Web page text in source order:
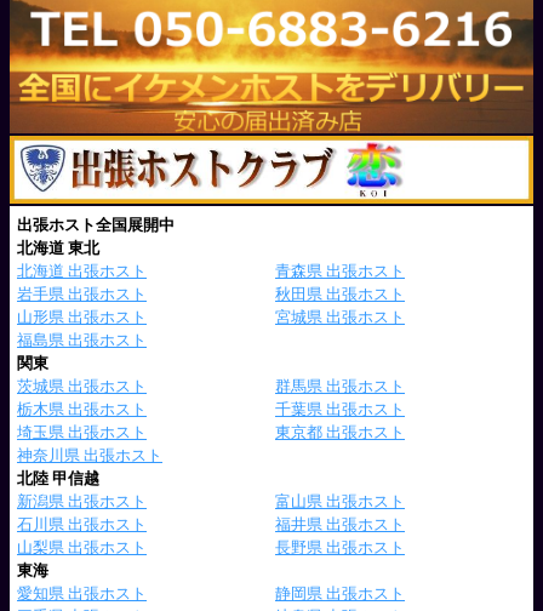
出張ホスト全国展開中
北海道 東北
北海道 出張ホスト
青森県 出張ホスト
岩手県 出張ホスト
秋田県 出張ホスト
山形県 出張ホスト
宮城県 出張ホスト
福島県 出張ホスト
関東
茨城県 出張ホスト
群馬県 出張ホスト
栃木県 出張ホスト
千葉県 出張ホスト
埼玉県 出張ホスト
東京都 出張ホスト
神奈川県 出張ホスト
北陸 甲信越
新潟県 出張ホスト
富山県 出張ホスト
石川県 出張ホスト
福井県 出張ホスト
山梨県 出張ホスト
長野県 出張ホスト
東海
愛知県 出張ホスト
静岡県 出張ホスト